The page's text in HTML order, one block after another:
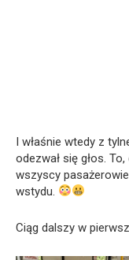
I właśnie wtedy z
odezwał się głos.
wszyscy
wstydu.
Ciąg dalszy w